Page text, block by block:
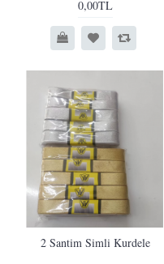
0,00TL
2 Santim Simli Kurdele